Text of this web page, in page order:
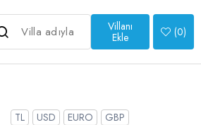
Villanı
Ekle
(0)
TL USD EURO GBP
'den başlayan fiyatlar
>